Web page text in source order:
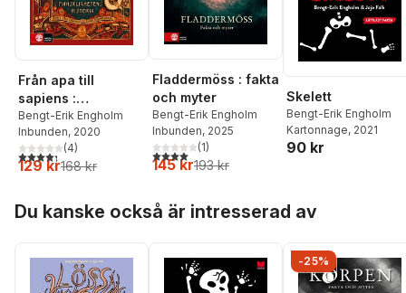
Från apa till
sapiens :
mänsklighetens
historia
Bengt-Erik Engholm
Inbunden, 2020
4,3utav 5 stjärnor. Totalt antal röster:
(4)
129 kr168 kr
Fladdermöss : fakta
och myter
Bengt-Erik Engholm
Inbunden, 2025
4,0utav 5 stjärnor. Totalt antal röster:
(1)
145 kr193 kr
Skelett
Bengt-Erik Engholm
Kartonnage, 2021
90 kr
Du kanske också är intresserad av
-25%